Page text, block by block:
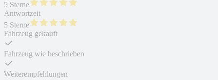
5 Sterne
Antwortzeit
5 Sterne
Fahrzeug gekauft
Fahrzeug wie beschrieben
Weiterempfehlungen